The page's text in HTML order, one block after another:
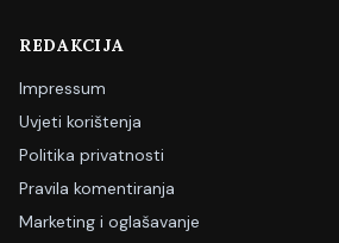
REDAKCIJA
Impressum
Uvjeti korištenja
Politika privatnosti
Pravila komentiranja
Marketing i oglašavanje